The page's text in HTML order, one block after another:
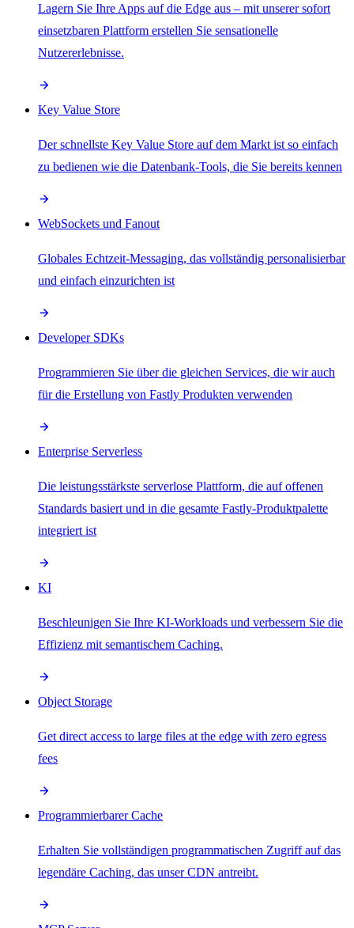
Lagern Sie Ihre Apps auf die Edge aus – mit unserer sofort
einsetzbaren Plattform erstellen Sie sensationelle
Nutzererlebnisse.
Key Value Store
Der schnellste Key Value Store auf dem Markt ist so einfach
zu bedienen wie die Datenbank-Tools, die Sie bereits kennen
WebSockets und Fanout
Globales Echtzeit-Messaging, das vollständig personalisierbar
und einfach einzurichten ist
Developer SDKs
Programmieren Sie über die gleichen Services, die wir auch
für die Erstellung von Fastly Produkten verwenden
Enterprise Serverless
Die leistungsstärkste serverlose Plattform, die auf offenen
Standards basiert und in die gesamte Fastly-Produktpalette
integriert ist
KI
Beschleunigen Sie Ihre KI-Workloads und verbessern Sie die
Effizienz mit semantischem Caching.
Object Storage
Get direct access to large files at the edge with zero egress
fees
Programmierbarer Cache
Erhalten Sie vollständigen programmatischen Zugriff auf das
legendäre Caching, das unser CDN antreibt.